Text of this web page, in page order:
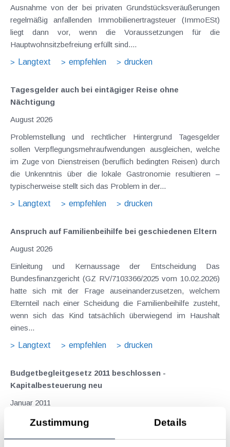
Zustimmung Details
Ausnahme von der bei privaten Grundstücksveräußerungen
regelmäßig anfallenden Immobilienertragsteuer (ImmoESt)
liegt dann vor, wenn die Voraussetzungen für die
Hauptwohnsitzbefreiung erfüllt sind....
Langtext
empfehlen drucken
Tagesgelder auch bei eintägiger Reise ohne
Nächtigung
August 2026
Problemstellung und rechtlicher Hintergrund Tagesgelder
sollen Verpflegungsmehraufwendungen ausgleichen, welche
im Zuge von Dienstreisen (beruflich bedingten Reisen) durch
die Unkenntnis über die lokale Gastronomie resultieren –
typischerweise stellt sich das Problem in der...
Langtext
empfehlen drucken
Anspruch auf Familienbeihilfe bei geschiedenen Eltern
August 2026
Einleitung und Kernaussage der Entscheidung Das
Bundesfinanzgericht (GZ RV/7103366/2025 vom 10.02.2026)
hatte sich mit der Frage auseinanderzusetzen, welchem
Elternteil nach einer Scheidung die Familienbeihilfe zusteht,
wenn sich das Kind tatsächlich überwiegend im Haushalt
eines...
Langtext
empfehlen drucken
Budgetbegleitgesetz 2011 beschlossen -
Kapitalbesteuerung neu
Januar 2011
Nachdem wir bereits über die Maßnahmen zur